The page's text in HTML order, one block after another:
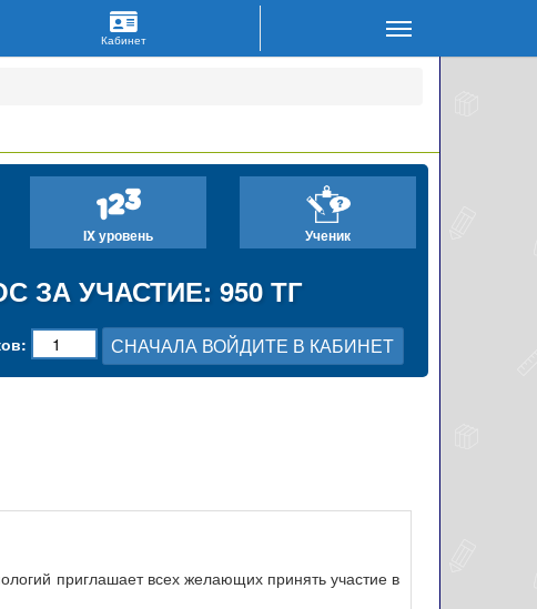
IX уровень Ученик
ЗА УЧАСТИЕ: 950 ТГ
СНАЧАЛА ВОЙДИТЕ В КАБИНЕТ
приглашает всех желающих принять участие в